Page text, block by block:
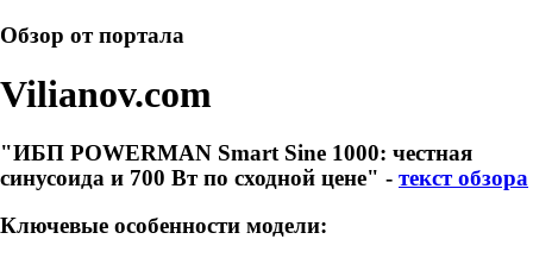
Обзор от портала
Vilianov.com
"ИБП POWERMAN Smart Sine 1000: честная
синусоида и 700 Вт по сходной цене" - текст обзора
Ключевые особенности модели: